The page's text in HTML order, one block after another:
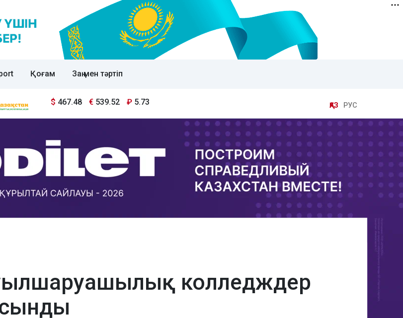
Қоғам Заң мен тәртіп
$ 467.48 € 539.52 ₽ 5.73 ҚАЗ РУС
колледждер